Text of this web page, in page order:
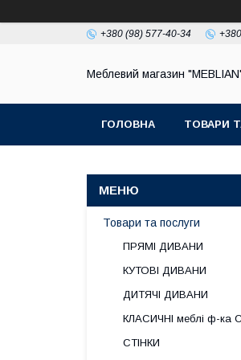
+380 (98) 577-40-34
Меблевий магазин
ГОЛОВНА ТОВАРИ
Товари та послуги
ПРЯМІ ДИВАНИ
КУТОВІ ДИВАНИ
ДИТЯЧІ ДИВАНИ
КЛАСИЧНІ меблі ф-ка
СТІНКИ